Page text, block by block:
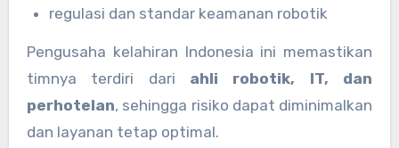
regulasi dan standar keamanan robotik
Pengusaha kelahiran Indonesia ini memastikan
timnya terdiri dari ahli robotik, IT, dan
perhotelan, sehingga risiko dapat diminimalkan
dan layanan tetap optimal.